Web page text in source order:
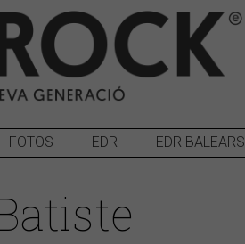
FOTOS EDR EDR BALEARS